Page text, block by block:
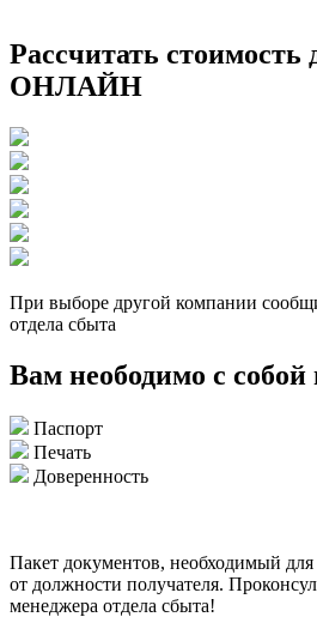
Рассчитать стоимость
ОНЛАЙН
При выборе другой компании
отдела сбыта
Вам неободимо с собой
Паспорт
Печать
Доверенность
Пакет документов, необходимый для
от должности получателя.
менеджера отдела сбыта!